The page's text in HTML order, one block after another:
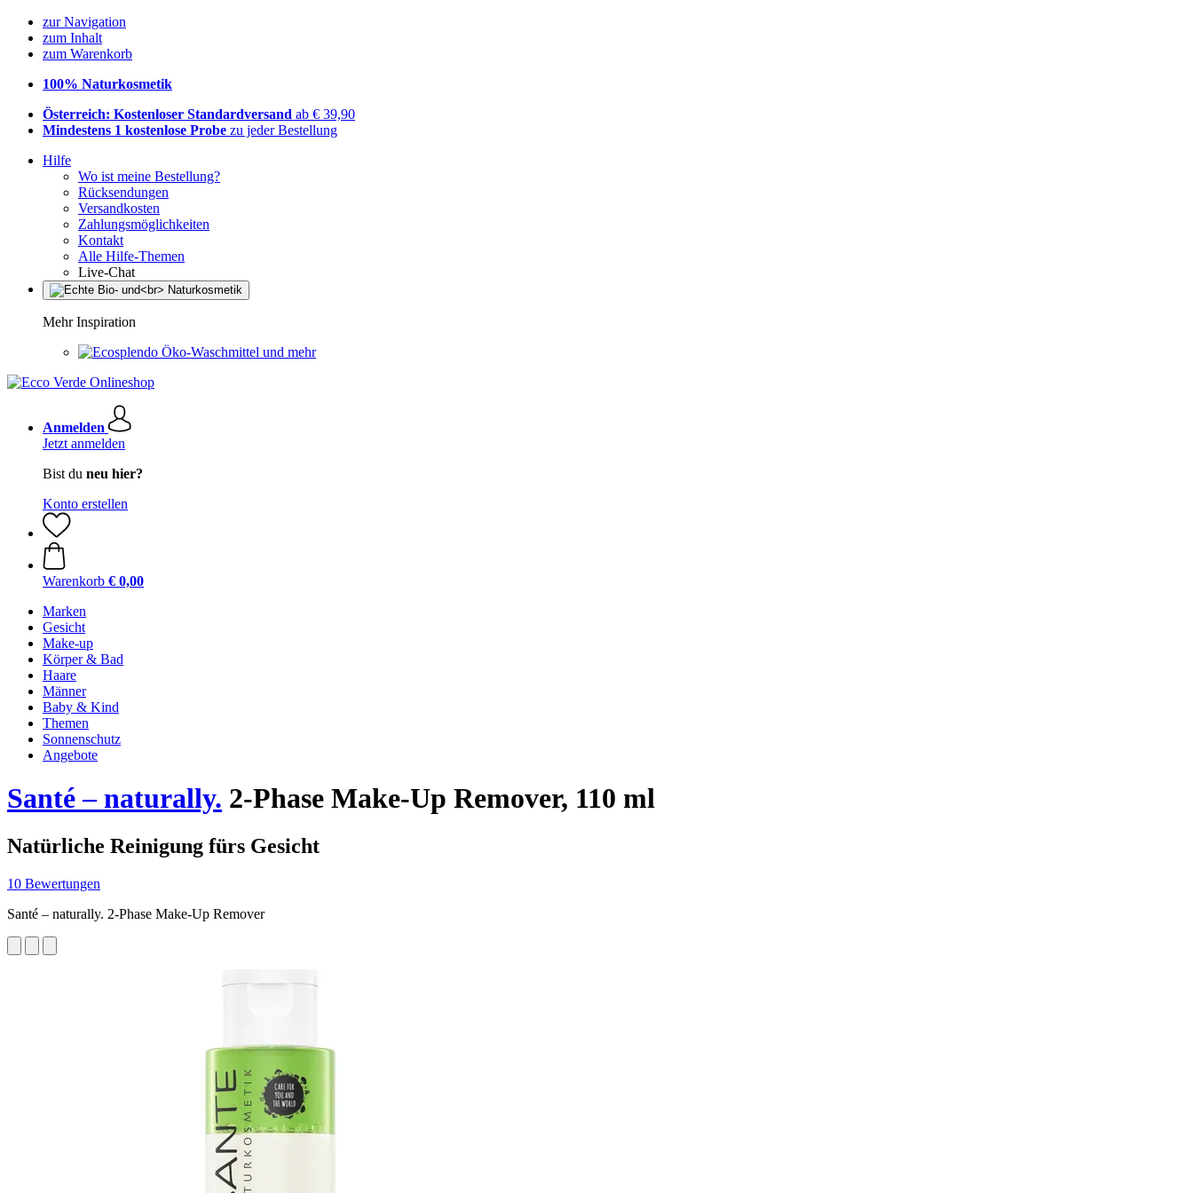
zur Navigation
zum Inhalt
zum Warenkorb
100% Naturkosmetik
Österreich: Kostenloser Standardversand ab € 39,90
Mindestens 1 kostenlose Probe zu jeder Bestellung
Hilfe
Wo ist meine Bestellung?
Rücksendungen
Versandkosten
Zahlungsmöglichkeiten
Kontakt
Alle Hilfe-Themen
Live-Chat
Mehr Inspiration
Öko-Waschmittel und mehr
Anmelden
Jetzt anmelden
Bist du neu hier?
Konto erstellen
Warenkorb € 0,00
Marken
Gesicht
Make-up
Körper & Bad
Haare
Männer
Baby & Kind
Themen
Sonnenschutz
Angebote
Santé – naturally. 2-Phase Make-Up Remover, 110 ml
Natürliche Reinigung fürs Gesicht
10 Bewertungen
Santé – naturally. 2-Phase Make-Up Remover